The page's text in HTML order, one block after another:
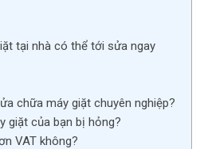
tại nhà có thể tới sửa ngay
chữa máy giặt chuyên nghiệp?
giặt của bạn bị hỏng?
VAT không?